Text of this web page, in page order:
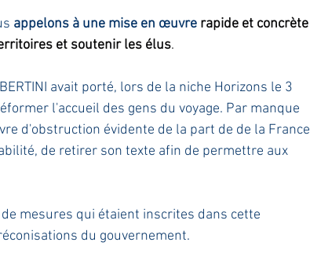
appelons à une mise en œuvre rapide et concrète
et soutenir les élus.
avait porté, lors de la niche Horizons le 3
l'accueil des gens du voyage. Par manque
d'obstruction évidente de la part de de la France
de retirer son texte afin de permettre aux
mesures qui étaient inscrites dans cette
du gouvernement.